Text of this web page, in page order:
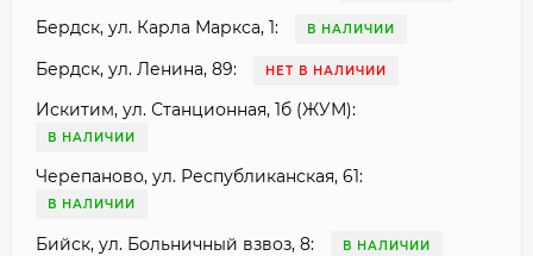
Бердск, ул. Карла Маркса, 1: В НАЛИЧИИ
Бердск, ул. Ленина, 89: НЕТ В НАЛИЧИИ
Искитим, ул. Станционная, 1б (ЖУМ):
В НАЛИЧИИ
Черепаново, ул. Республиканская, 61:
В НАЛИЧИИ
Бийск, ул. Больничный взвоз, 8: В НАЛИЧИИ